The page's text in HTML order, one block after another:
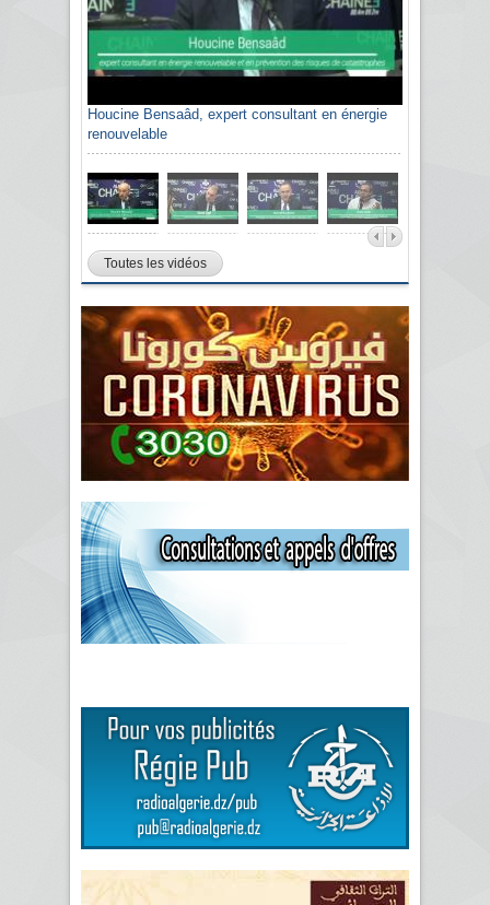
Houcine Bensaâd, expert consultant en énergie
renouvelable
Toutes les vidéos